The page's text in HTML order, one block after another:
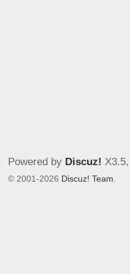
Powered by Discuz! X3.5
© 2001-2026 Discuz! Team